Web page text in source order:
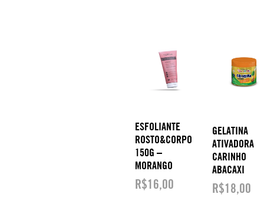
ESFOLIANTE
ROSTO&CORPO
150G –
MORANGO
R$16,00
GELATINA
ATIVADORA
CARINHO
ABACAXI
R$18,00